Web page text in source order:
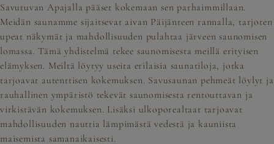
Savutuvan Apajalla pääset kokemaan sen parhaimmillaan.
Meidän saunamme sijaitsevat aivan Päijänteen rannalla, tarjoten
upeat näkymät ja mahdollisuuden pulahtaa järveen saunomisen
lomassa. Tämä yhdistelmä tekee saunomisesta meillä erityisen
elämyksen. Meiltä löytyy useita erilaisia saunatiloja, jotka
tarjoavat autenttisen kokemuksen. Savusaunan pehmeät löylyt ja
rauhallinen ympäristö tekevät saunomisesta rentouttavan ja
virkistävän kokemuksen. Lisäksi ulkoporealtaat tarjoavat
mahdollisuuden nauttia lämpimästä vedestä ja kauniista
maisemista samanaikaisesti.